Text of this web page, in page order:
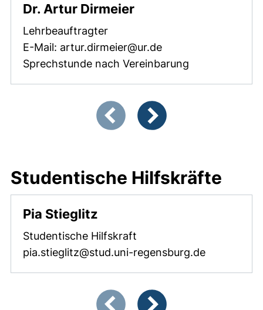
Dr. Artur Dirmeier
Lehrbeauftragter
E-Mail: artur.dirmeier@ur.de
Sprechstunde nach Vereinbarung
Zeigt Folie 1 von 2
Studentische Hilfskräfte
Pia Stieglitz
Studentische Hilfskraft
pia.stieglitz@stud.uni-regensburg.de
Zeigt Folie 1 von 2